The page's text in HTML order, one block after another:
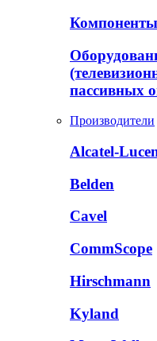
Компоненты
пассивных
Производители
Alcatel-
Belden
Cavel
CommScope
Hirschmann
Kyland